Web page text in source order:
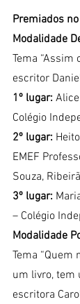
Premiados
Modalidade
Tema “Assim
escritor
1º lugar:
Colégio
2º lugar:
EMEF
Souza,
3º lugar:
– Colégio
Modalidade
Tema “Quem
um livro, tem
escritora